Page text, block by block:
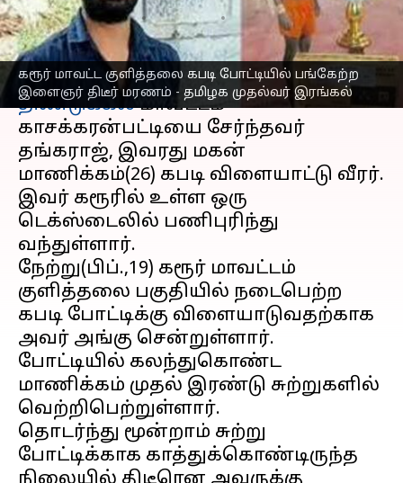
கரூர் மாவட்ட குளித்தலை கபடி போட்டியில் பங்கேற்ற
இளைஞர் திடீர் மரணம் - தமிழக முதல்வர் இரங்கல்
எழுதியவர் Nivetha P Feb 20, 2023 03:00 pm
செய்தி முன்னோட்டம்
திண்டுக்கல்மாவட்டம்
காசக்கரன்பட்டியை சேர்ந்தவர்
தங்கராஜ், இவரது மகன்
மாணிக்கம்(26) கபடி விளையாட்டு வீரர்.
இவர் கரூரில் உள்ள ஒரு
டெக்ஸ்டைலில் பணிபுரிந்து
வந்துள்ளார்.
நேற்று(பிப்.,19) கரூர் மாவட்டம்
குளித்தலை பகுதியில் நடைபெற்ற
கபடி போட்டிக்கு விளையாடுவதற்காக
அவர் அங்கு சென்றுள்ளார்.
போட்டியில் கலந்துகொண்ட
மாணிக்கம் முதல் இரண்டு சுற்றுகளில்
வெற்றிபெற்றுள்ளார்.
தொடர்ந்து மூன்றாம் சுற்று
போட்டிக்காக காத்துக்கொண்டிருந்த